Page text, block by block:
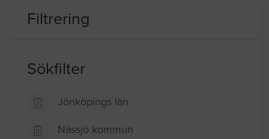
Filtrering
Sökfilter
Jönköpings län
Nässjö kommun